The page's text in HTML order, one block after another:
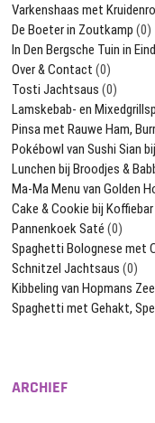
Varkenshaas met
De Boeter in Zoutkamp (0)
In Den Bergsche Tuin in
Over & Contact (0)
Tosti Jachtsaus (0)
Lamskebab- en
Pinsa met Rauwe Ham,
Pokébowl van Sushi Sian
Lunchen bij Broodjes &
Ma-Ma Menu van Golden
Cake & Cookie bij
Pannenkoek Saté (0)
Spaghetti Bolognese met
Schnitzel Jachtsaus (0)
Kibbeling van Hopmans
Spaghetti met Gehakt,
ARCHIEF